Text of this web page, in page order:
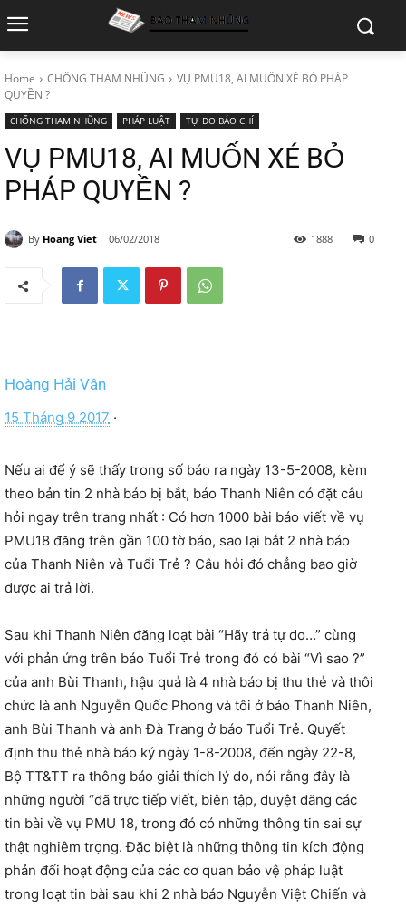
Home CHỐNG THAM NHŨNG
VỤ PMU18, AI MUỐN XÉ BỎ PHÁP
QUYỀN ?
CHỐNG THAM NHŨNG PHÁP LUẬT TỰ DO BÁO CHÍ
VỤ PMU18, AI MUỐN XÉ BỎ
PHÁP QUYỀN ?
By Hoang Viet 06/02/2018 0
1888
Hoàng Hải Vân
15 Tháng 9 2017 ·
Nếu ai để ý sẽ thấy trong số báo ra ngày 13-5-2008, kèm
theo bản tin 2 nhà báo bị bắt, báo Thanh Niên có đặt câu
hỏi ngay trên trang nhất : Có hơn 1000 bài báo viết về vụ
PMU18 đăng trên gần 100 tờ báo, sao lại bắt 2 nhà báo
của Thanh Niên và Tuổi Trẻ ? Câu hỏi đó chẳng bao giờ
được ai trả lời.
Sau khi Thanh Niên đăng loạt bài “Hãy trả tự do…” cùng
với phản ứng trên báo Tuổi Trẻ trong đó có bài “Vì sao ?”
của anh Bùi Thanh, hậu quả là 4 nhà báo bị thu thẻ và thôi
chức là anh Nguyễn Quốc Phong và tôi ở báo Thanh Niên,
anh Bùi Thanh và anh Đà Trang ở báo Tuổi Trẻ. Quyết
định thu thẻ nhà báo ký ngày 1-8-2008, đến ngày 22-8,
Bộ TT&TT ra thông báo giải thích lý do, nói rằng đây là
những người “đã trực tiếp viết, biên tập, duyệt đăng các
tin bài về vụ PMU 18, trong đó có những thông tin sai sự
thật nghiêm trọng. Đặc biệt là những thông tin kích động
phản đối hoạt động của các cơ quan bảo vệ pháp luật
trong loạt tin bài sau khi 2 nhà báo Nguyễn Việt Chiến và